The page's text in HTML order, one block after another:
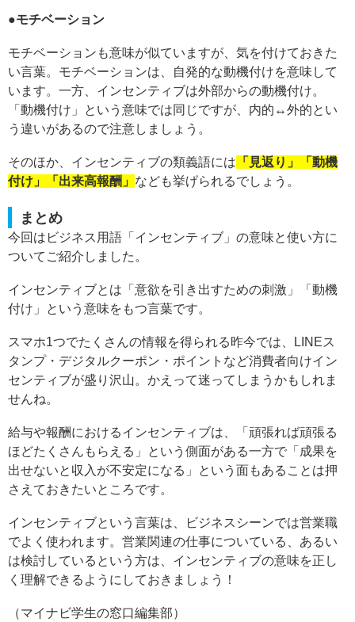
●モチベーション
モチベーションも意味が似ていますが、気を付けておきた
い言葉。モチベーションは、自発的な動機付けを意味して
います。一方、インセンティブは外部からの動機付け。
「動機付け」という意味では同じですが、内的↔︎外的とい
う違いがあるので注意しましょう。
そのほか、インセンティブの類義語には 「見返り」「動機
付け」「出来高報酬」 なども挙げられるでしょう。
まとめ
今回はビジネス用語「インセンティブ」の意味と使い方に
ついてご紹介しました。
インセンティブとは「意欲を引き出すための刺激」「動機
付け」という意味をもつ言葉です。
スマホ1つでたくさんの情報を得られる昨今では、LINEス
タンプ・デジタルクーポン・ポイントなど消費者向けイン
センティブが盛り沢山。かえって迷ってしまうかもしれま
せんね。
給与や報酬におけるインセンティブは、「頑張れば頑張る
ほどたくさんもらえる」という側面がある一方で「成果を
出せないと収入が不安定になる」という面もあることは押
さえておきたいところです。
インセンティブという言葉は、ビジネスシーンでは営業職
でよく使われます。営業関連の仕事についている、あるい
は検討しているという方は、インセンティブの意味を正し
く理解できるようにしておきましょう！
（マイナビ学生の窓口編集部）